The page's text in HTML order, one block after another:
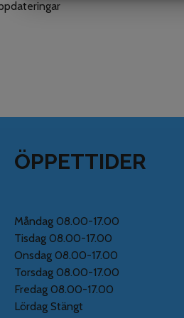
ÖPPETTIDER
Måndag 08.00-17.00
Tisdag 08.00-17.00
Onsdag 08.00-17.00
Torsdag 08.00-17.00
Fredag 08.00-17.00
Lördag Stängt